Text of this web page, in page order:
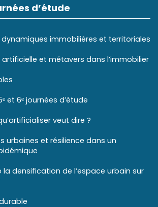
d’étude
immobilières et territoriales
et métavers dans l’immobilier
et 6ᵉ journées d’étude
veut dire ?
urbaines et résilience dans un
la densification de l’espace urbain sur